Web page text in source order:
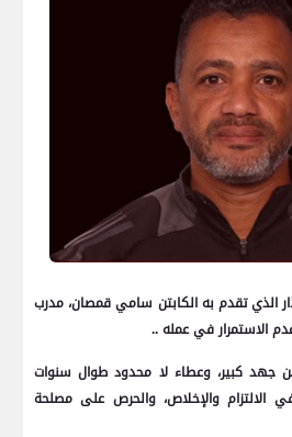
الذي تقدم به الكابتن سامي قمصان، مدرب
الاستمرار في عمله ..
جهد كبير، وعطاء لا محدود طوال سنوات
الالتزام والإخلاص، والحرص على مصلحة